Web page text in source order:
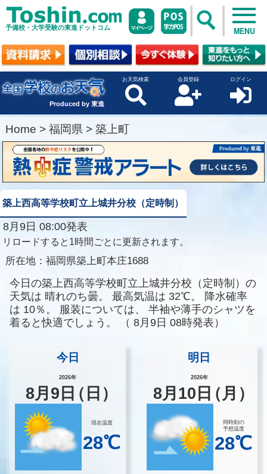
予備校・大学受験の東進ドットコム MENU
Produced by 東進
お天気検索 会員登録 ログイン
Home > 福岡県 > 築上町
築上西高等学校町立上城井分校（定時制）
8月9日 08:00発表
リロードすると1時間ごとに更新されます。
所在地： 福岡県築上町本庄1688
今日の築上西高等学校町立上城井分校（定時制）の
天気は 晴れのち曇。 最高気温は 32℃。
降水確率
は 10％。 服装については、
半袖や薄手のシャツを
着ると快適でしょう。
（ 8月9日 08時発表）
今日
2026年
8月 9 日（日）
現在温度
28℃
明日
2026年
8月 10 日（月）
同時刻の
予想温度
28℃